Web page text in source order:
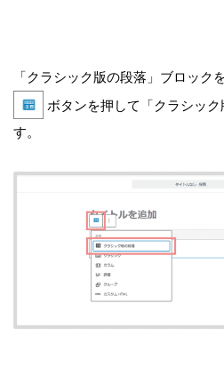
「クラシック版の段落」ブロック
ボタンを押して「クラシッ
す。